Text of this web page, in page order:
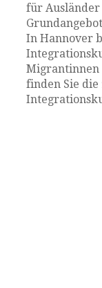
für
In Hannover
Migrantinnen
finden Sie die